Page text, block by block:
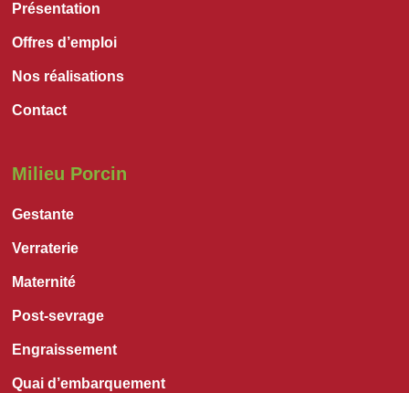
Présentation
Offres d’emploi
Nos réalisations
Contact
Milieu Porcin
Gestante
Verraterie
Maternité
Post-sevrage
Engraissement
Quai d’embarquement